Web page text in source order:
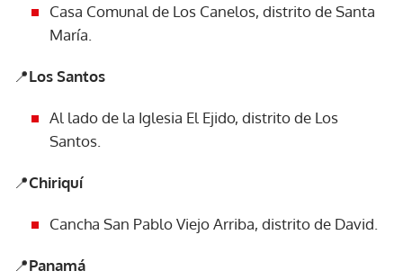
Casa Comunal de Los Canelos, distrito de Santa
María.
📍Los Santos
Al lado de la Iglesia El Ejido, distrito de Los
Santos.
📍Chiriquí
Cancha San Pablo Viejo Arriba, distrito de David.
📍Panamá